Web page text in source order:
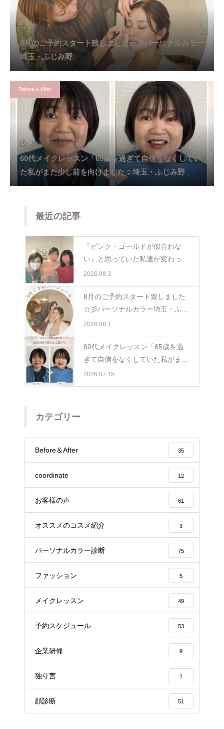
2026.08.01
8月のご予約スタート致しました☆彡パーソナルカラー
埼玉・ふじみ野
Before＆After
2026.07.15
60代メイクレッスン「65歳を過ぎて自信をなくしてい
た私がまた少し前を向けました☺️埼玉・ふじみ野
最近の記事
『ピンク・ゴールドが似合わな
い』と思っていた私達が変わった
日。親子で体験パーソナルカラー
2026.08.3
8月のご予約スタート致しました
☆彡パーソナルカラー埼玉・ふじ
み野
2026.08.1
60代メイクレッスン「65歳を過
ぎて自信をなくしていた私がまた
少し前を向けました☺️埼玉・ふじ
2026.07.15
カテゴリー
Before＆After 35
coordinate 12
お客様の声 61
オススメのコスメ紹介 3
パーソナルカラー診断 75
ファッション 5
メイクレッスン 49
予約スケジュール 53
企業研修 9
独り言 1
顔診断 51